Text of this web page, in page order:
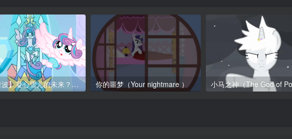
【锯齿波】凝心雪儿的未来？（Flurry Heart’s Future） 你的噩梦（Your nightmare ）